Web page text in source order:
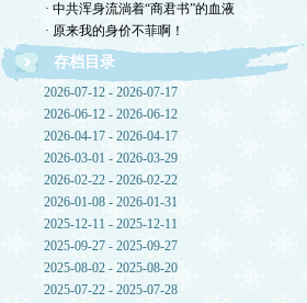
· 中共浑身流淌着“商君书”的血液
· 原来我的身价不菲啊！
存档目录
2026-07-12 - 2026-07-17
2026-06-12 - 2026-06-12
2026-04-17 - 2026-04-17
2026-03-01 - 2026-03-29
2026-02-22 - 2026-02-22
2026-01-08 - 2026-01-31
2025-12-11 - 2025-12-11
2025-09-27 - 2025-09-27
2025-08-02 - 2025-08-20
2025-07-22 - 2025-07-28